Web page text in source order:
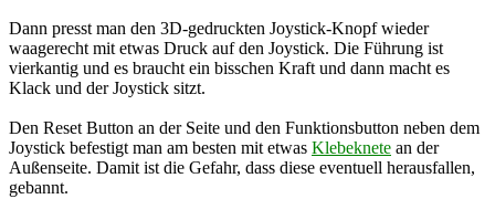
Dann presst man den 3D-gedruckten Joystick-Knopf wieder
waagerecht mit etwas Druck auf den Joystick. Die Führung ist
vierkantig und es braucht ein bisschen Kraft und dann macht es
Klack und der Joystick sitzt.
Den Reset Button an der Seite und den Funktionsbutton neben dem
Joystick befestigt man am besten mit etwas Klebeknete an der
Außenseite. Damit ist die Gefahr, dass diese eventuell herausfallen,
gebannt.